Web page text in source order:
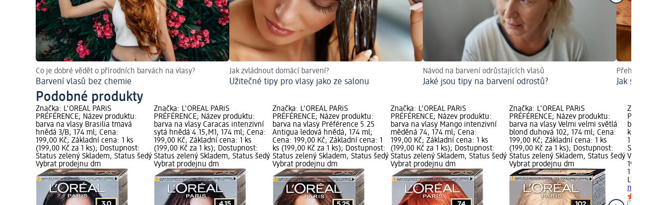
Co je dobré vědět o přírodních barvách na vlasy?
Barvení vlasů bez chemie
Jak zvládnout domácí barvení?
Užitečné tipy pro vlasy jako ze salonu
Návod na barvení odrůstajících vlasů
Jaké jsou tipy na barvení odrostů?
Přehled a
Jak si
Podobné produkty
Značka: L'ORÉAL PARiS
PRÉFÉRENCE; Název produktu:
barva na vlasy Brasilia tmavá
hnědá 3/B, 174 ml; Cena:
199,00 Kč; Základní cena: 1 ks
(199,00 Kč za 1 ks); Dostupnost:
Status zelený Skladem, Status šedý
Vybrat prodejnu dm
Značka: L'ORÉAL PARiS
PRÉFÉRENCE; Název produktu:
barva na vlasy Caracas intenzivní
sytá hnědá 4.15,M1, 174 ml; Cena:
199,00 Kč; Základní cena: 1 ks
(199,00 Kč za 1 ks); Dostupnost:
Status zelený Skladem, Status šedý
Vybrat prodejnu dm
Značka: L'ORÉAL PARiS
PRÉFÉRENCE; Název produktu:
barva na vlasy Préférence 5.25
Antigua ledová hnědá, 174 ml;
Cena: 199,00 Kč; Základní cena: 1
ks (199,00 Kč za 1 ks); Dostupnost:
Status zelený Skladem, Status šedý
Vybrat prodejnu dm
Značka: L'ORÉAL PARiS
PRÉFÉRENCE; Název produktu:
barva na vlasy Mango intenzivní
měděná 74, 174 ml; Cena:
199,00 Kč; Základní cena: 1 ks
(199,00 Kč za 1 ks); Dostupnost:
Status zelený Skladem, Status šedý
Vybrat prodejnu dm
Značka: L'ORÉAL PARiS
PRÉFÉRENCE; Název produktu:
barva na vlasy Velmi velmi světlá
blond duhová 102, 174 ml; Cena:
199,00 Kč; Základní cena: 1 ks
(199,00 Kč za 1 ks); Dostupnost:
Status zelený Skladem, Status šedý
Vybrat prodejnu dm
Značka:
barva na
ks; Cena:
1 ks
Status
Vybrat
199,00 Kč
1 ks (199,00
L'ORÉAL
na vlasy